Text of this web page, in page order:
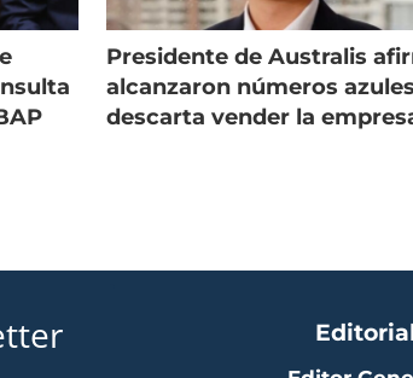
Presidente de Australis
alcanzaron números
descarta vender la